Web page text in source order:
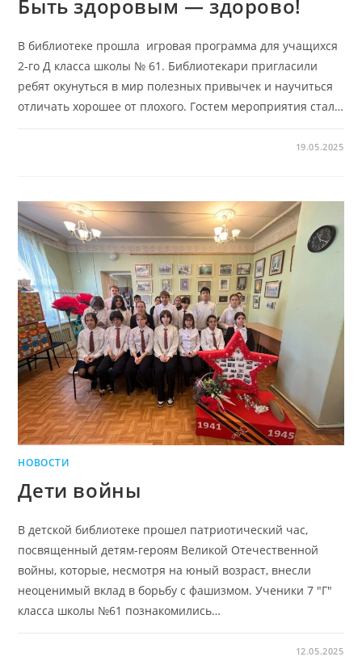
Быть здоровым — здорово!
В библиотеке прошла игровая программа для учащихся
2-го Д класса школы № 61. Библиотекари пригласили
ребят окунуться в мир полезных привычек и научиться
отличать хорошее от плохого. Гостем мероприятия стал…
19.05.2025
НОВОСТИ
Дети войны
В детской библиотеке прошел патриотический час,
посвященный детям-героям Великой Отечественной
войны, которые, несмотря на юный возраст, внесли
неоценимый вклад в борьбу с фашизмом. Ученики 7 "Г"
класса школы №61 познакомились…
12.05.2025